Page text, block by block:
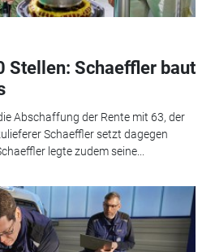
Stellen: Schaeffler baut
Abschaffung der Rente mit 63, der
Schaeffler setzt dagegen
legte zudem seine...